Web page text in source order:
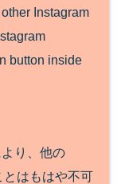
Instagram
button inside
より、他の
とはもはや不可